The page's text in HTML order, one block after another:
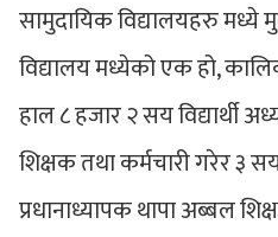
सामुदायिक विद्यालयहरु
विद्यालय मध्येको एक हो,
हाल ८ हजार २ सय विद्यार्थी
शिक्षक तथा कर्मचारी गरेर ३
प्रधानाध्यापक थापा अब्बल